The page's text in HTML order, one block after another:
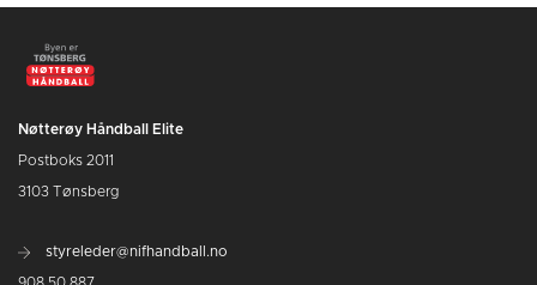
Nøtterøy Håndball Elite
Postboks 2011
3103 Tønsberg
styreleder@nifhandball.no